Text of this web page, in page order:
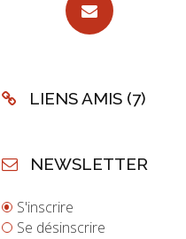
LIENS AMIS (7)
NEWSLETTER
S'inscrire
Se désinscrire